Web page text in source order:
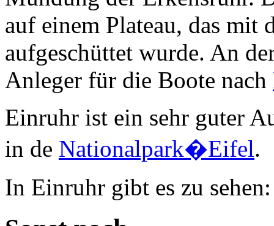
auf einem Plateau, das mit
aufgeschüttet wurde. An
Anleger für die Boote nach
Einruhr ist ein sehr guter
in de Nationalpark�Eifel.
In Einruhr gibt es zu sehen: